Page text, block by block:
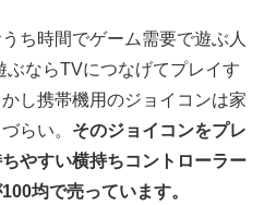
ち時間でゲーム需要で遊ぶ人
ぶならTVにつなげてプレイす
し携帯機用のジョイコンは家
らい。 そのジョイコンをプレ
やすい横持ちコントローラー
均で売っています。